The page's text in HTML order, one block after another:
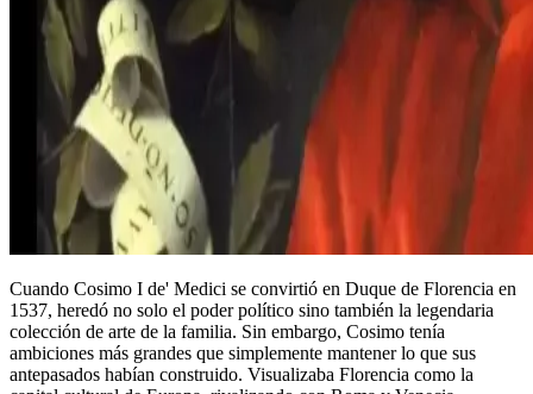
Cuando Cosimo I de' Medici se convirtió en Duque de Florencia en
1537, heredó no solo el poder político sino también la legendaria
colección de arte de la familia. Sin embargo, Cosimo tenía
ambiciones más grandes que simplemente mantener lo que sus
antepasados habían construido. Visualizaba Florencia como la